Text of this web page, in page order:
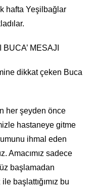
hafta Yeşilbağlar
MESAJI
dikkat çeken Buca
her şeyden önce
hastaneye gitme
ihmal eden
Amacımız sadece
başlamadan
başlattığımız bu